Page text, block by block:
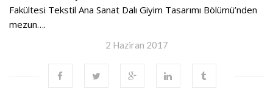
Fakültesi Tekstil Ana Sanat Dalı Giyim Tasarımı Bölümü’nden
mezun….
2 Haziran 2017